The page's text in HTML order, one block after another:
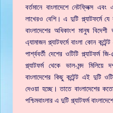
বর্তমানে বাংলাদেশে নেটফ্লিক্স
লাখেরও বেশি। এ দুটি প্ল্যাটফর্মে যে
বাংলাদেশের অধিকাংশ মানুষ
এ্যামাজন প্ল্যাটফর্মে বাংলা কোন
পার্শ্ববর্তী দেশের ওটিটি প্ল্যাটফর্ম
প্ল্যাটফর্ম থেকে ভাল-মন্দ মিলিয়ে
বাংলাদেশের কিছু কন্টেন্ট এই দুটি
দেওয়া হচ্ছে। তাতে বাংলাদেশের
পশ্চিমবাংলার এ দুটি প্ল্যাটফর্ম